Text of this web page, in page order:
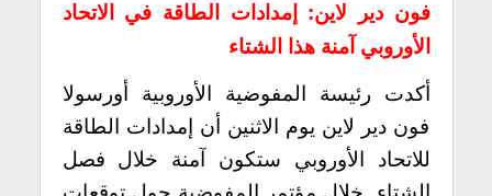
فون دير لاين: إمدادات الطاقة في الاتحاد
الأوروبي آمنة هذا الشتاء
أكدت رئيسة المفوضية الأوروبية أورسولا
فون دير لاين يوم الاثنين أن إمدادات الطاقة
للاتحاد الأوروبي ستكون آمنة خلال فصل